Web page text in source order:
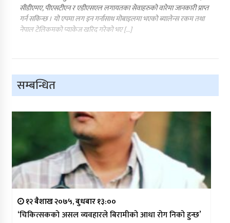
सीडीएमए, पीएसटीएन र एडीएसएल लगायतका सेवाहरुको वारेमा जानकारी प्राप्त
गर्न सकिन्छ । यो एपमा लग इन गर्नासाथ मोबाइलमा भएको ब्यालेन्स रकम तथा
नेपाल टेलिकमको प्याकेज खरिद गरेको भए […]
सम्बन्धित
१२ बैशाख २०७५, बुधबार १३:००
‘चिकित्सकको असल व्यवहारले बिरामीको आधा रोग निको हुन्छ’